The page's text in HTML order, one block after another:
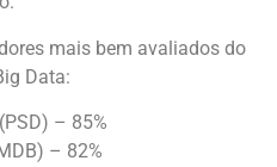
mais bem avaliados do
Data:
– 85%
– 82%